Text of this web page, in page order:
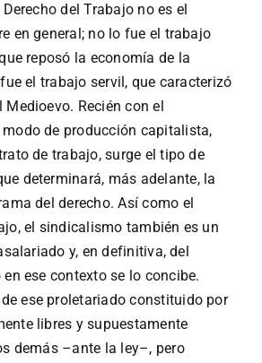
del Trabajo no es el
en general; no lo fue el trabajo
reposó la economía de la
el trabajo servil, que caracterizó
Recién con el
de producción capitalista,
de trabajo, surge el tipo de
determinará, más adelante, la
del derecho. Así como el
el sindicalismo también es un
y, en definitiva, del
ese contexto se lo concibe.
ese proletariado constituido por
libres y supuestamente
demás –ante la ley–, pero